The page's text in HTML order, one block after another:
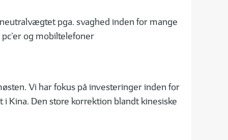
pga. svaghed inden for mange
og mobiltelefoner
Vi har fokus på investeringer inden for
Kina. Den store korrektion blandt kinesiske